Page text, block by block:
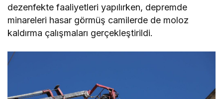
dezenfekte faaliyetleri yapılırken, depremde
minareleri hasar görmüş camilerde de moloz
kaldırma çalışmaları gerçekleştirildi.